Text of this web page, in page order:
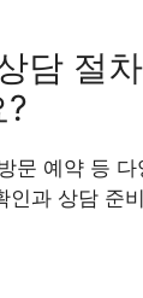
담 절
문 예약 등
인과 상담 준